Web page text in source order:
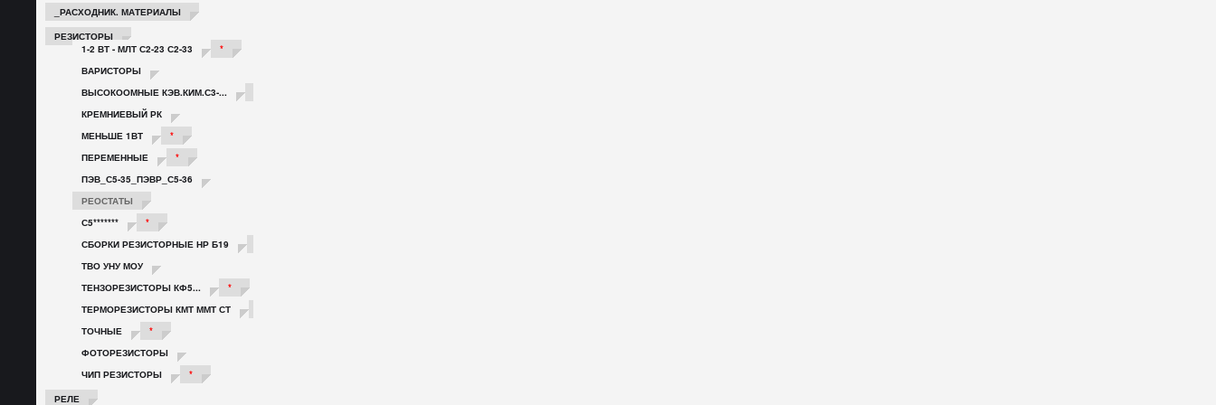
_РАСХОДНИК. МАТЕРИАЛЫ
РЕЗИСТОРЫ
1-2 ВТ - МЛТ С2-23 С2-33
*
ВАРИСТОРЫ
ВЫСОКООМНЫЕ КЭВ.КИМ.С3-...
КРЕМНИЕВЫЙ РК
МЕНЬШЕ 1ВТ
*
ПЕРЕМЕННЫЕ
*
ПЭВ_С5-35_ПЭВР_С5-36
РЕОСТАТЫ
С5*******
*
СБОРКИ РЕЗИСТОРНЫЕ НР Б19
ТВО УНУ МОУ
ТЕНЗОРЕЗИСТОРЫ КФ5...
*
ТЕРМОРЕЗИСТОРЫ КМТ ММТ СТ
ТОЧНЫЕ
*
ФОТОРЕЗИСТОРЫ
ЧИП РЕЗИСТОРЫ
*
РЕЛЕ